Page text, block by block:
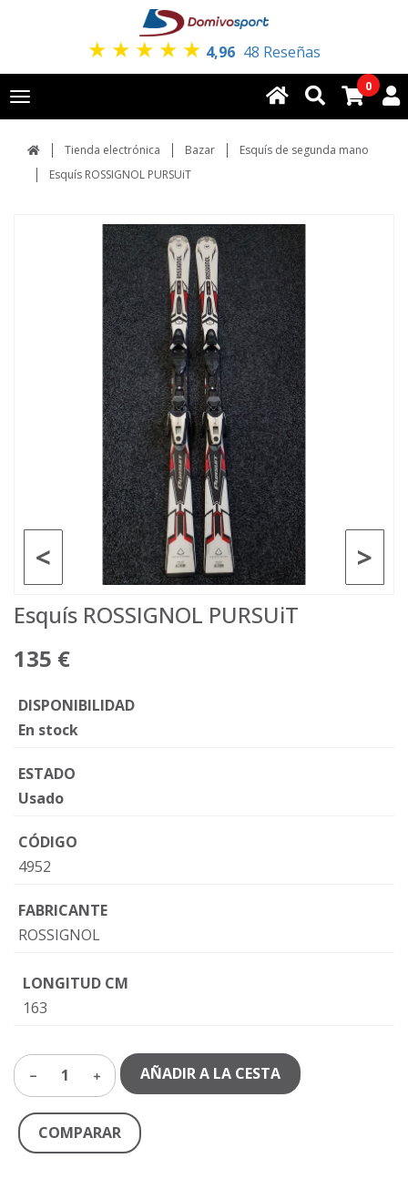
★ ★ ★ ★ ★ 4,96 48 Reseñas
Toggle
navigation
0
Tienda electrónica Bazar
Esquís de segunda mano
Esquís ROSSIGNOL PURSUiT
>
<
Esquís ROSSIGNOL PURSUiT
135 €
DISPONIBILIDAD
En stock
ESTADO
Usado
CÓDIGO
4952
FABRICANTE
ROSSIGNOL
LONGITUD CM
163
1 AÑADIR A LA CESTA
COMPARAR